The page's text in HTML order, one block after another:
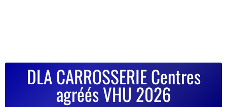
DLA CARROSSERIE Centres
agréés VHU 2026